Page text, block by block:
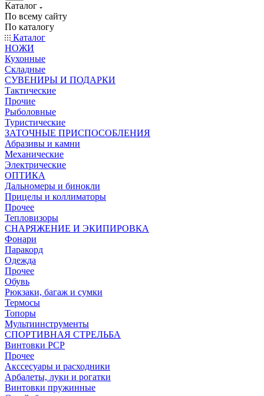
Каталог
По всему сайту
По каталогу
Каталог
НОЖИ
Кухонные
Складные
СУВЕНИРЫ И ПОДАРКИ
Тактические
Прочие
Рыболовные
Туристические
ЗАТОЧНЫЕ ПРИСПОСОБЛЕНИЯ
Абразивы и камни
Механические
Электрические
ОПТИКА
Дальномеры и бинокли
Прицелы и коллиматоры
Прочее
Тепловизоры
СНАРЯЖЕНИЕ И ЭКИПИРОВКА
Фонари
Паракорд
Одежда
Прочее
Обувь
Рюкзаки, багаж и сумки
Термосы
Топоры
Мультиинструменты
СПОРТИВНАЯ СТРЕЛЬБА
Винтовки PCP
Прочее
Акссесуары и расходники
Арбалеты, луки и рогатки
Винтовки пружинные